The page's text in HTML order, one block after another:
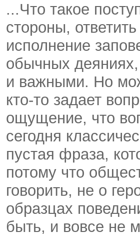
...Что такое
стороны,
исполнение
обычных
и важными. Но
кто-то задает
ощущение, что
сегодня
пустая фраза,
потому что
говорить, не о
образцах
быть, и вовсе не